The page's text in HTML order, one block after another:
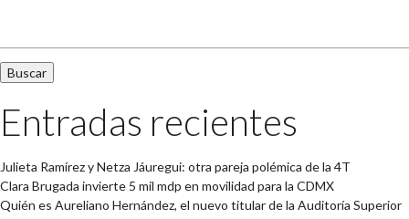
Entradas recientes
Julieta Ramírez y Netza Jáuregui: otra pareja polémica de la 4T
Clara Brugada invierte 5 mil mdp en movilidad para la CDMX
Quién es Aureliano Hernández, el nuevo titular de la Auditoría Superior